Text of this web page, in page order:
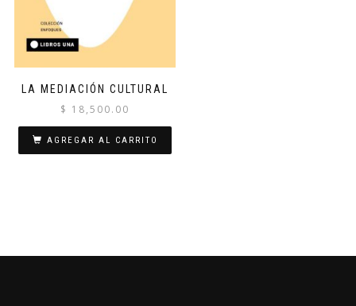
LA MEDIACIÓN CULTURAL
$ 18,500.00
AGREGAR AL CARRITO